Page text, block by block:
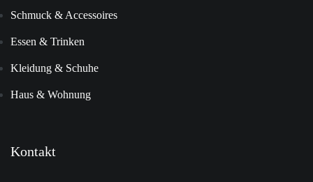
Schmuck & Accessoires
Essen & Trinken
Kleidung & Schuhe
Haus & Wohnung
Kontakt